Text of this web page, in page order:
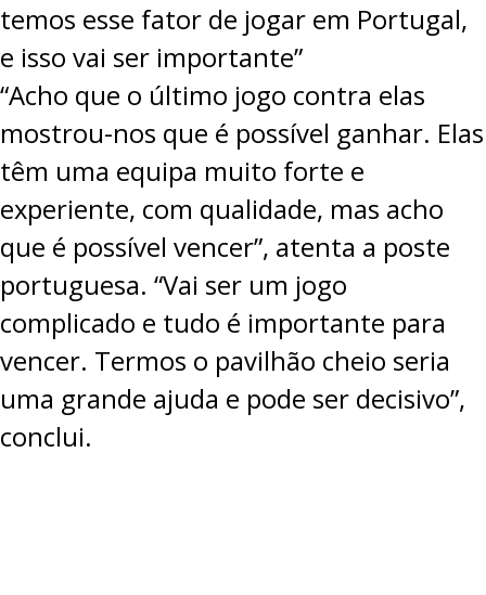
temos esse fator de jogar em Portugal,
e isso vai ser importante”
“Acho que o último jogo contra elas
mostrou-nos que é possível ganhar. Elas
têm uma equipa muito forte e
experiente, com qualidade, mas acho
que é possível vencer”, atenta a poste
portuguesa. “Vai ser um jogo
complicado e tudo é importante para
vencer. Termos o pavilhão cheio seria
uma grande ajuda e pode ser decisivo”,
conclui.